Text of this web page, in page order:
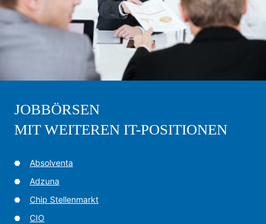
JOBBÖRSEN
MIT WEITEREN IT-POSITIONEN
Absolventa
Adzuna
Chip Stellenmarkt
CIO